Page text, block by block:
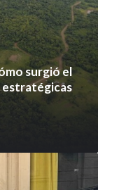
surgió el
estratégicas